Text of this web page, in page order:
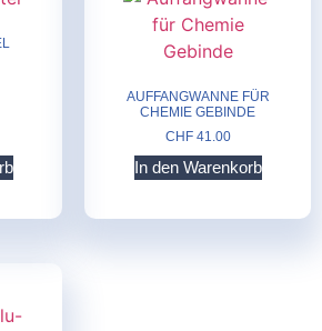
AUFFANGWANNE FÜR
CHEMIE GEBINDE
CHF41.00
In den Warenkorb